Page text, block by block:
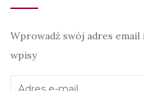
Wprowadź swój adres
wpisy
Adres